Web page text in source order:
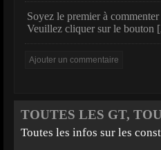
Soyez le premier à
Veuillez cliquer sur le bouton
TOUTES LES GT,
Toutes les infos sur les